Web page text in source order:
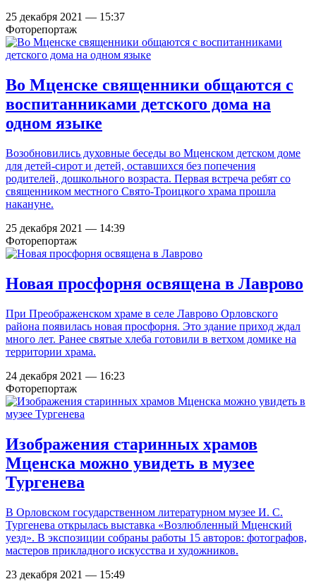
25 декабря 2021 — 15:37
Фоторепортаж
Во Мценске священники общаются с
воспитанниками детского дома на
одном языке
Возобновились духовные беседы во Мценском детском доме
для детей-сирот и детей, оставшихся без попечения
родителей, дошкольного возраста. Первая встреча ребят со
священником местного Свято-Троицкого храма прошла
накануне.
25 декабря 2021 — 14:39
Фоторепортаж
Новая просфорня освящена в Лаврово
При Преображенском храме в селе Лаврово Орловского
района появилась новая просфорня. Это здание приход ждал
много лет. Ранее святые хлеба готовили в ветхом домике на
территории храма.
24 декабря 2021 — 16:23
Фоторепортаж
Изображения старинных храмов
Мценска можно увидеть в музее
Тургенева
В Орловском государственном литературном музее И. С.
Тургенева открылась выставка «Возлюбленный Мценский
уезд». В экспозиции собраны работы 15 авторов: фотографов,
мастеров прикладного искусства и художников.
23 декабря 2021 — 15:49